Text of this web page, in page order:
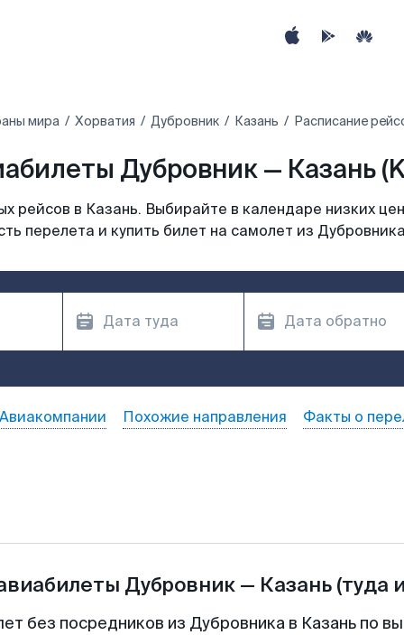
мира Хорватия Дубровник Казань Расписание
Дубровник — Казань
рейсов в Казань. Выбирайте в календаре низких
перелета и купить билет на самолет из
Похожие направления Факты о
Дубровник — Казань (туда
без посредников из Дубровника в Казань по